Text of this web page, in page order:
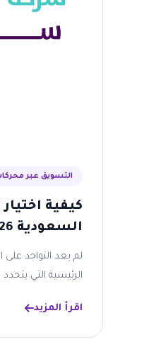
التسويق عبر
كيفية
السعودية 2026
لم يعد التواجد
الرئيسية التي
اقرأ المزيد